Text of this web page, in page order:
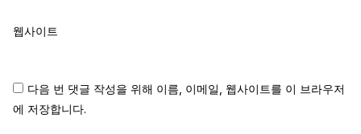
웹사이트
다음 번 댓글 작성을 위해 이름, 이메일, 웹사이트를 이 브라우저
에 저장합니다.